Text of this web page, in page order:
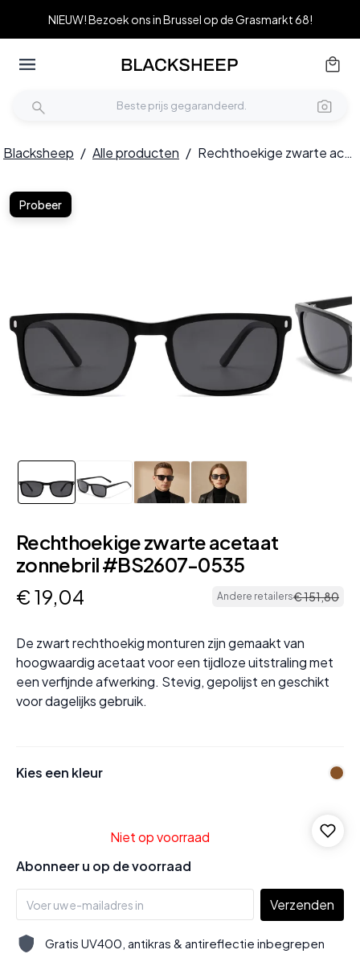
NIEUW! Bezoek ons in Brussel op de Grasmarkt 68!
Blacksheep / Alle producten / Rechthoekige zwarte acetaat zonnebril #BS2607-0535
Probeer
Rechthoekige zwarte acetaat
zonnebril #BS2607-0535
€ 19,04 Andere retailers€151,80
De zwart rechthoekig monturen zijn gemaakt van
hoogwaardig acetaat voor een tijdloze uitstraling met
een verfijnde afwerking. Stevig, gepolijst en geschikt
voor dagelijks gebruik.
Kies een kleur
Niet op voorraad
Abonneer u op de voorraad
Verzenden
Gratis UV400, antikras & antireflectie inbegrepen